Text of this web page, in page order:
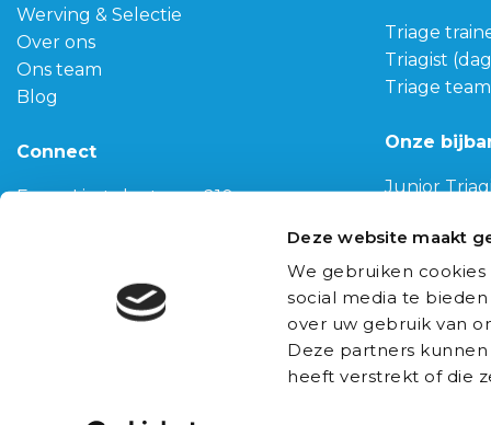
Deze website maakt
We gebruiken
social media te
over uw gebruik van
Deze partners
heeft verstrekt of die
Werving & Selectie
Over ons
Ons team
Blog
Connect
Franz-Lisztplantsoen 210,
info@auxilio.nl
Bericht via WhatsApp
Triage
Triagist
Triage
Onze
Junior